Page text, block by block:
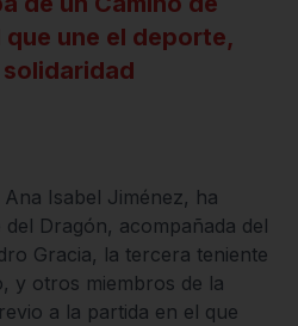
une el deporte,
Isabel Jiménez, ha
Dragón, acompañada del
Gracia, la tercera teniente
y otros miembros de la
a la partida en el que